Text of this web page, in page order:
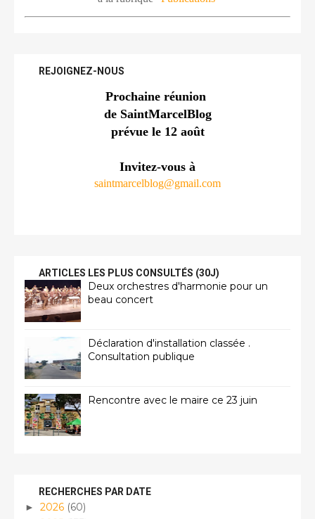
REJOIGNEZ-NOUS
Prochaine réunion
de SaintMarcelBlog
prévue le 12 août
Invitez-vous à
saintmarcelblog@gmail.com
ARTICLES LES PLUS CONSULTÉS (30J)
Deux orchestres d'harmonie pour un
beau concert
Déclaration d'installation classée .
Consultation publique
Rencontre avec le maire ce 23 juin
RECHERCHES PAR DATE
► 2026 (60)